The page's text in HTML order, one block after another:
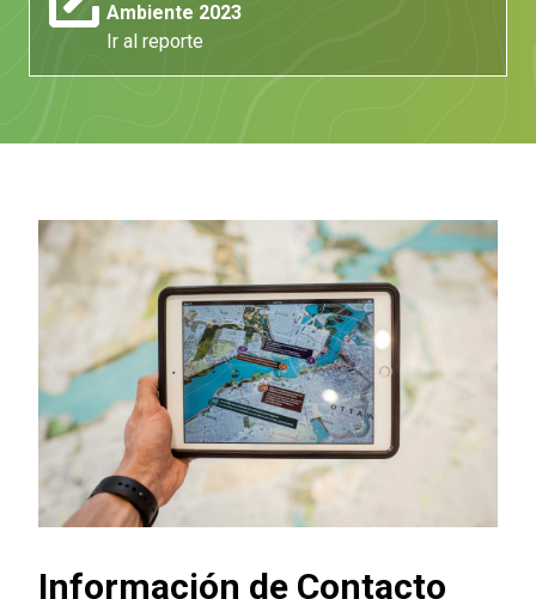
Ambiente 2023
Ir al reporte
Información de Contacto